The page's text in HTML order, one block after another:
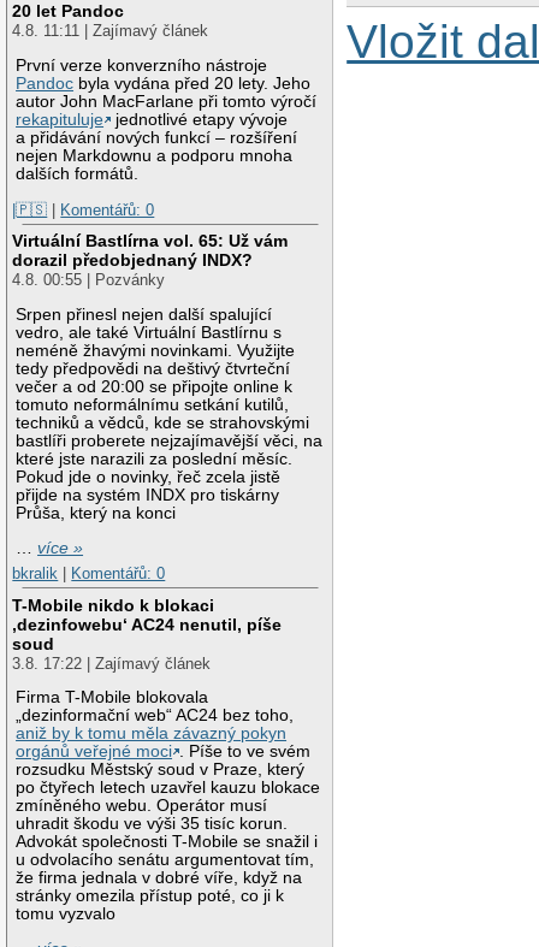
20 let Pandoc
4.8. 11:11 | Zajímavý článek
První verze konverzního nástroje
Pandoc byla vydána před 20 lety. Jeho
autor John MacFarlane při tomto výročí
rekapituluje
jednotlivé etapy vývoje
a přidávání nových funkcí – rozšíření
nejen Markdownu a podporu mnoha
dalších formátů.
|🇵🇸 | Komentářů: 0
Virtuální Bastlírna vol. 65: Už vám
dorazil předobjednaný INDX?
4.8. 00:55 | Pozvánky
Srpen přinesl nejen další spalující
vedro, ale také Virtuální Bastlírnu s
neméně žhavými novinkami. Využijte
tedy předpovědi na deštivý čtvrteční
večer a od 20:00 se připojte online k
tomuto neformálnímu setkání kutilů,
techniků a vědců, kde se strahovskými
bastlíři proberete nejzajímavější věci, na
které jste narazili za poslední měsíc.
Pokud jde o novinky, řeč zcela jistě
přijde na systém INDX pro tiskárny
Průša, který na konci
…více »
bkralik
Komentářů: 0
T-Mobile nikdo k blokaci
‚dezinfowebu‘ AC24 nenutil, píše
soud
3.8. 17:22 | Zajímavý článek
Firma T-Mobile blokovala
„dezinformační web“ AC24 bez toho,
aniž by k tomu měla závazný pokyn
orgánů veřejné moci . Píše to ve svém
rozsudku Městský soud v Praze, který
po čtyřech letech uzavřel kauzu blokace
zmíněného webu. Operátor musí
uhradit škodu ve výši 35 tisíc korun.
Advokát společnosti T-Mobile se snažil i
u odvolacího senátu argumentovat tím,
že firma jednala v dobré víře, když na
stránky omezila přístup poté, co ji k
tomu vyzvalo
Vložit